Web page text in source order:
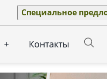
Специальное
+ Контакты